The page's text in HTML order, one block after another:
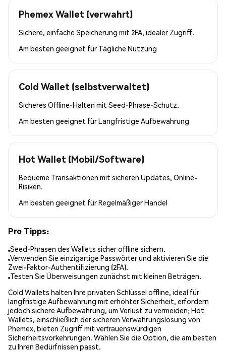
Phemex Wallet (verwahrt)
Sichere, einfache Speicherung mit 2FA, idealer Zugriff.
Am besten geeignet für Tägliche Nutzung
Cold Wallet (selbstverwaltet)
Sicheres Offline-Halten mit Seed-Phrase-Schutz.
Am besten geeignet fürLangfristige Aufbewahrung
Hot Wallet (Mobil/Software)
Bequeme Transaktionen mit sicheren Updates, Online-
Risiken.
Am besten geeignet fürRegelmäßiger Handel
Pro Tipps:
Seed-Phrasen des Wallets sicher offline sichern.
Verwenden Sie einzigartige Passwörter und aktivieren Sie die
Zwei-Faktor-Authentifizierung (2FA).
Testen Sie Überweisungen zunächst mit kleinen Beträgen.
Cold Wallets halten Ihre privaten Schlüssel offline, ideal für
langfristige Aufbewahrung mit erhöhter Sicherheit, erfordern
jedoch sichere Aufbewahrung, um Verlust zu vermeiden; Hot
Wallets, einschließlich der sicheren Verwahrungslösung von
Phemex, bieten Zugriff mit vertrauenswürdigen
Sicherheitsvorkehrungen. Wählen Sie die Option, die am besten
zu Ihren Bedürfnissen passt.